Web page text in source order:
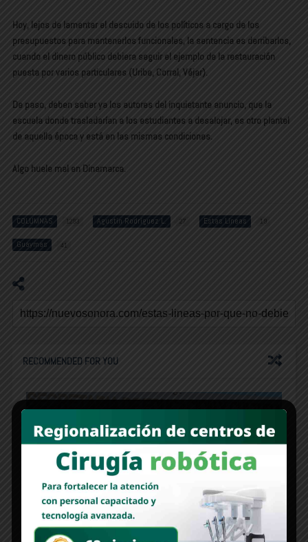
Hoy, lejos de lamentar el descuido de los políticos a cargo de los
presupuestos para mantenerlos funcionales, la sentencia es derribarlos,
cuando el dinero público debiera seguir el ejemplo de la restauración
puesta por varios particulares (Uribe, Corral, Véjar).
De paso, deben saber ya los autores del inquietante anuncio, que la
escuela donde trasladarían a los estudiantes a desalojar, es otro plantel
de aquella época y está en las mismas condiciones.
Algo huele mal en Dinamarca.
COLUMNAS 1293 Agustín Rodríguez L. 27 Estas Líneas 19
Guaymas 41
RECOMMENDED FOR YOU
ESTAS LÍNEAS | Crece la lucha de los maestros